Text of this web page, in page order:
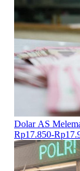
Dolar AS
Rp17.850-